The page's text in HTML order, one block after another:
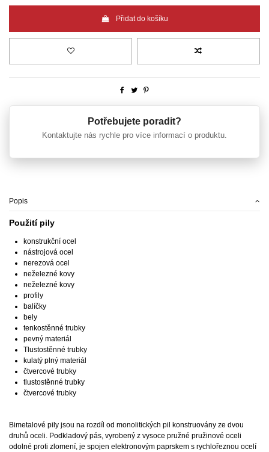
Přidat do košíku
Potřebujete poradit?
Kontaktujte nás rychle pro více informací o produktu.
Popis
Použití pily
konstrukční ocel
nástrojová ocel
nerezová ocel
neželezné kovy
neželezné kovy
profily
balíčky
bely
tenkostěnné trubky
pevný materiál
Tlustostěnné trubky
kulatý plný materiál
čtvercové trubky
tlustostěnné trubky
čtvercové trubky
Bimetalové pily jsou na rozdíl od monolitických pil konstruovány ze dvou
druhů oceli. Podkladový pás, vyrobený z vysoce pružné pružinové oceli
odolné proti zlomení, je spojen elektronovým paprskem s rychlořeznou ocelí